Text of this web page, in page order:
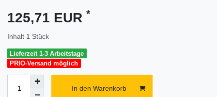
125,71 EUR *
Inhalt 1 Stück
Lieferzeit 1-3 Arbeitstage
PRIO-Versand möglich
In den Warenkorb